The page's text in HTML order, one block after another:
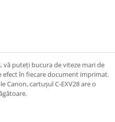
vă puteți bucura de viteze mari de
în fiecare document imprimat.
Canon, cartușul C-EXV28 are o